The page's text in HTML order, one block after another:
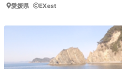
愛媛県 EXest